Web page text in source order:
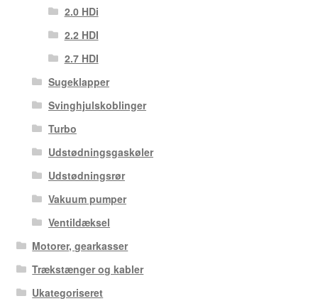
2.0 HDi
2.2 HDI
2.7 HDI
Sugeklapper
Svinghjulskoblinger
Turbo
Udstødningsgaskøler
Udstødningsrør
Vakuum pumper
Ventildæksel
Motorer, gearkasser
Trækstænger og kabler
Ukategoriseret